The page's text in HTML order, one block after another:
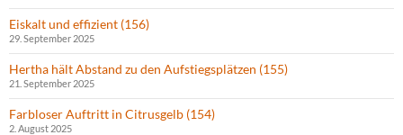
Eiskalt und effizient (156)
29. September 2025
Hertha hält Abstand zu den Aufstiegsplätzen (155)
21. September 2025
Farbloser Auftritt in Citrusgelb (154)
2. August 2025